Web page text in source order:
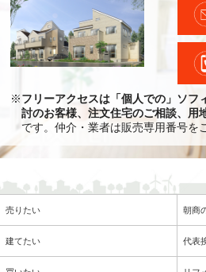
※フリーアクセスは「個人での」ソフ
討のお客様、注文住宅のご相談、用
です。仲介・業者は販売専用番号を
売りたい 朝商
建てたい 代表